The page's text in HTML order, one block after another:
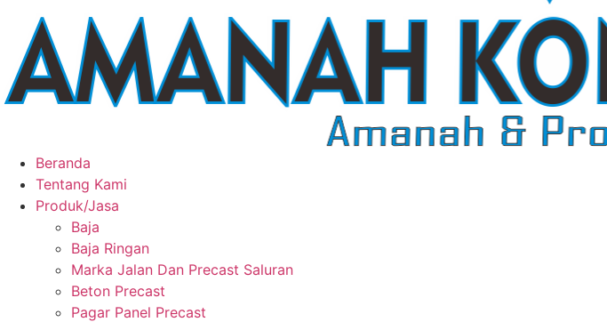
Beranda
Tentang Kami
Produk/Jasa
Baja
Baja Ringan
Marka Jalan Dan Precast Saluran
Beton Precast
Pagar Panel Precast